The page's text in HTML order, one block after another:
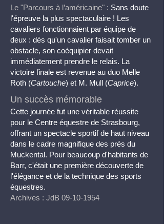
Le "Parcours à l’américaine" : Sans doute
l'épreuve la plus spectaculaire ! Les
cavaliers fonctionnaient par équipe de
deux : dès qu'un cavalier faisait tomber un
obstacle, son coéquipier devait
immédiatement prendre le relais. La
victoire finale est revenue au duo Melle
Roth (Cartouche) et M. Mull (Caprice).
Un succès mémorable
Cette journée fut une véritable réussite
pour le Centre équestre de Strasbourg,
offrant un spectacle sportif de haut niveau
dans le cadre magnifique des prés du
Muckental. Pour beaucoup d'habitants de
Barr, c'était une première découverte de
l'élégance et de la technique des sports
équestres.
Archives : JdB 09-10-1954